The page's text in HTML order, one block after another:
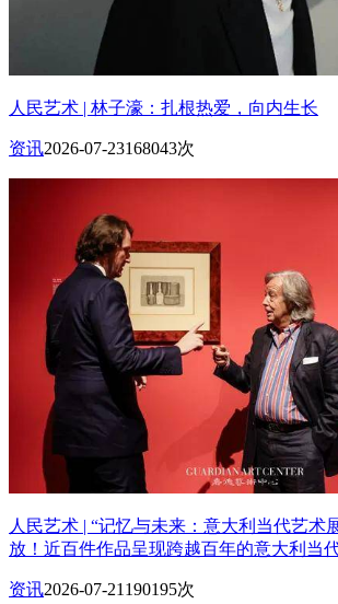
人民艺术 | 林子濠：扎根热爱，向内生长
资讯2026-07-23168043次
人民艺术 | “记忆与未来：意大利当代艺术
放！近百件作品呈现跨越百年的意大利当
资讯2026-07-21 190195次